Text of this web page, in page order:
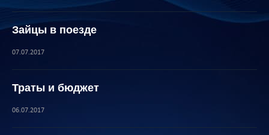
Зайцы в поезде
07.07.2017
Траты и бюджет
06.07.2017